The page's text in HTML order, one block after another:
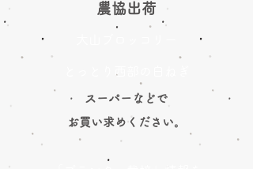
農協出荷
スーパーなどで
お買い求めください。